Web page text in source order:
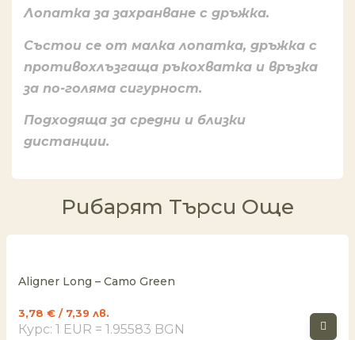
Лопатка за захранване с дръжка.
Състои се от малка лопатка, дръжка с
противохлъзгаща ръкохватка и връзка
за по-голяма сигурност.
Подходяща за средни и близки
дистанции.
Рибарят Търси Още
Aligner Long – Camo Green
3,78 € / 7,39 лв.
Курс: 1 EUR = 1.95583 BGN